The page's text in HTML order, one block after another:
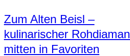
Zum Alten Beisl –
kulinarischer
mitten in Favoriten